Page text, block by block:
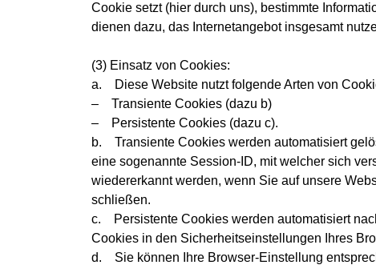
Cookie setzt (hier durch uns), bestimmte
dienen dazu, das Internetangebot insgesamt
(3) Einsatz von Cookies:
a. Diese Website nutzt folgende Arten von
– Transiente Cookies (dazu b)
– Persistente Cookies (dazu c).
b. Transiente Cookies werden automatisiert
eine sogenannte Session-ID, mit welcher sich
wiedererkannt werden, wenn Sie auf unsere
schließen.
c. Persistente Cookies werden automatisiert
Cookies in den Sicherheitseinstellungen Ihres
d. Sie können Ihre Browser-Einstellung